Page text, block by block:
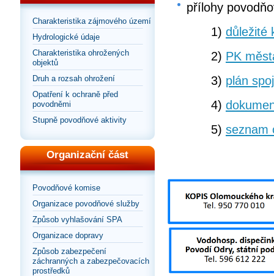
Charakteristika zájmového území
Hydrologické údaje
Charakteristika ohrožených
objektů
Druh a rozsah ohrožení
Opatření k ochraně před
povodněmi
Stupně povodňové aktivity
Organizační část
Povodňové komise
Organizace povodňové služby
Způsob vyhlašování SPA
Organizace dopravy
Způsob zabezpečení
záchranných a zabezpečovacích
prostředků
přílohy
1) důležité
2) PK
3) plán
4)
5) seznam